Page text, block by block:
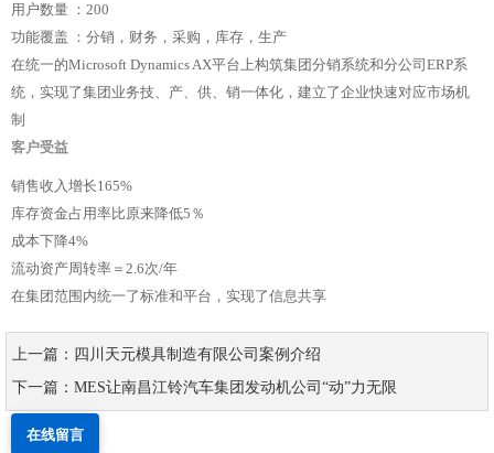
用户数量 ：200
功能覆盖 ：分销，财务，采购，库存，生产
在统一的Microsoft Dynamics AX平台上构筑集团分销系统和分公司ERP系
统，实现了集团业务技、产、供、销一体化，建立了企业快速对应市场机
制
客户受益
销售收入增长165%
库存资金占用率比原来降低5％
成本下降4%
流动资产周转率＝2.6次/年
在集团范围内统一了标准和平台，实现了信息共享
上一篇：四川天元模具制造有限公司案例介绍
下一篇：MES让南昌江铃汽车集团发动机公司“动”力无限
在线留言